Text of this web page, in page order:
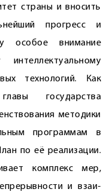
страны и вносить
прогресс и
особое внимание
технологий. Как
государства
методики
программам в
по её реализации.
комплекс мер,
и взаи­